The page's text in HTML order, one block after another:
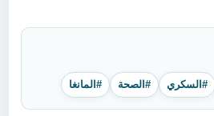
#السكري #الصحة #المانغا